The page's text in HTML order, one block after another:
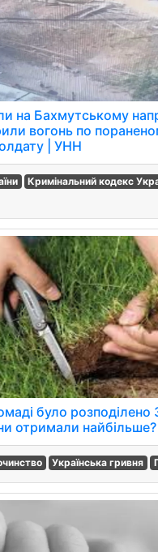
на Бахмутському
вогонь по
| УНН
Кримінальний кодекс
було розподілено
отримали найбільше?
Українська гривня